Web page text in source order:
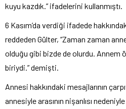
kuyu kazdık.” ifadelerini kullanmıştı.
6 Kasım’da verdiği ifadede
reddeden Gülter, “Zaman zaman
olduğu gibi bizde de olurdu. Annem
biriydi.” demişti.
Annesi hakkındaki mesajlarının
annesiyle arasının nişanlısı